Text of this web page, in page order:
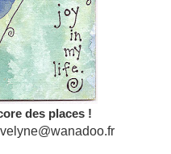
des places !